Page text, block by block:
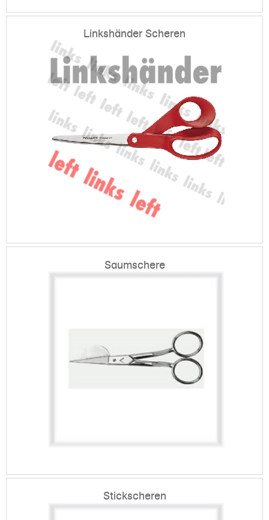
Linkshänder Scheren
Saumschere
Stickscheren